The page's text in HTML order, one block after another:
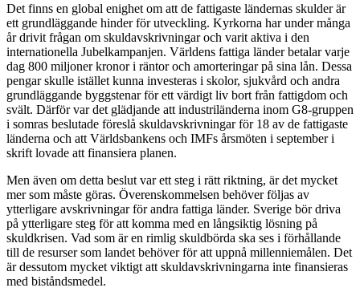
Det finns en global enighet om att de fattigaste ländernas skulder är
ett grundläggande hinder för utveckling. Kyrkorna har under många
år drivit frågan om skuldavskrivningar och varit aktiva i den
internationella Jubelkampanjen. Världens fattiga länder betalar varje
dag 800 miljoner kronor i räntor och amorteringar på sina lån. Dessa
pengar skulle istället kunna investeras i skolor, sjukvård och andra
grundläggande byggstenar för ett värdigt liv bort från fattigdom och
svält. Därför var det glädjande att industriländerna inom G8-gruppen
i somras beslutade föreslå skuldavskrivningar för 18 av de fattigaste
länderna och att Världsbankens och IMFs årsmöten i september i
skrift lovade att finansiera planen.
Men även om detta beslut var ett steg i rätt riktning, är det mycket
mer som måste göras. Överenskommelsen behöver följas av
ytterligare avskrivningar för andra fattiga länder. Sverige bör driva
på ytterligare steg för att komma med en långsiktig lösning på
skuldkrisen. Vad som är en rimlig skuldbörda ska ses i förhållande
till de resurser som landet behöver för att uppnå millenniemålen. Det
är dessutom mycket viktigt att skuldavskrivningarna inte finansieras
med biståndsmedel.